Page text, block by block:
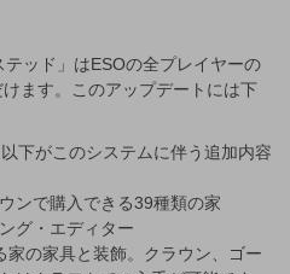
ッド」はESOの全プレイヤーの
ます。このアップデートには下
下がこのシステムに伴う追加内容
ンで購入できる39種類の家
グ・エディター
家の家具と装飾。クラウン、ゴー